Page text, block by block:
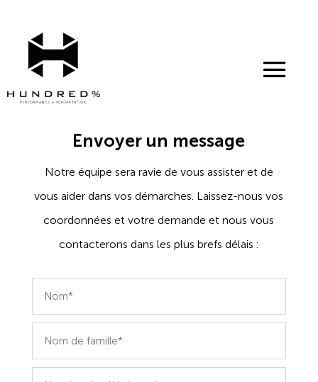
Skip
content
Envoyer un message
Notre équipe sera ravie de vous assister et de
vous aider dans vos démarches. Laissez-nous vos
coordonnées et votre demande et nous vous
contacterons dans les plus brefs délais :
de
famille*